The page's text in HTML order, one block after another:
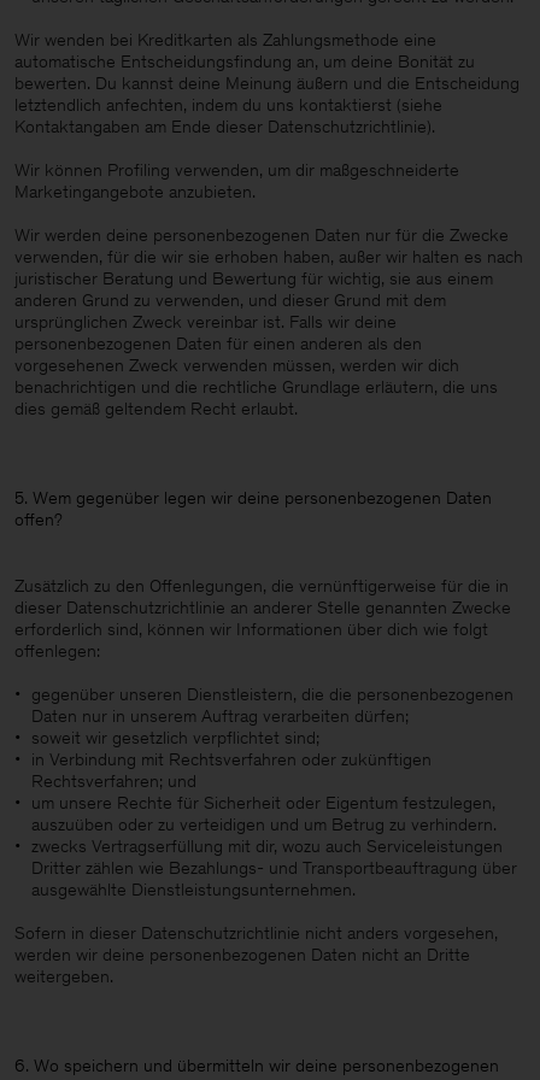
Wir wenden bei Kreditkarten als Zahlungsmethode eine
automatische Entscheidungsfindung an, um deine Bonität zu
bewerten. Du kannst deine Meinung äußern und die Entscheidung
letztendlich anfechten, indem du uns kontaktierst (siehe
Kontaktangaben am Ende dieser Datenschutzrichtlinie).
Wir können Profiling verwenden, um dir maßgeschneiderte
Marketingangebote anzubieten.
Wir werden deine personenbezogenen Daten nur für die Zwecke
verwenden, für die wir sie erhoben haben, außer wir halten es nach
juristischer Beratung und Bewertung für wichtig, sie aus einem
anderen Grund zu verwenden, und dieser Grund mit dem
ursprünglichen Zweck vereinbar ist. Falls wir deine
personenbezogenen Daten für einen anderen als den
vorgesehenen Zweck verwenden müssen, werden wir dich
benachrichtigen und die rechtliche Grundlage erläutern, die uns
dies gemäß geltendem Recht erlaubt.
5. Wem gegenüber legen wir deine personenbezogenen Daten
offen?
Zusätzlich zu den Offenlegungen, die vernünftigerweise für die in
dieser Datenschutzrichtlinie an anderer Stelle genannten Zwecke
erforderlich sind, können wir Informationen über dich wie folgt
offenlegen:
gegenüber unseren Dienstleistern, die die personenbezogenen
Daten nur in unserem Auftrag verarbeiten dürfen;
soweit wir gesetzlich verpflichtet sind;
in Verbindung mit Rechtsverfahren oder zukünftigen
Rechtsverfahren; und
um unsere Rechte für Sicherheit oder Eigentum festzulegen,
auszuüben oder zu verteidigen und um Betrug zu verhindern.
zwecks Vertragserfüllung mit dir, wozu auch Serviceleistungen
Dritter zählen wie Bezahlungs- und Transportbeauftragung über
ausgewählte Dienstleistungsunternehmen.
Sofern in dieser Datenschutzrichtlinie nicht anders vorgesehen,
werden wir deine personenbezogenen Daten nicht an Dritte
weitergeben.
6. Wo speichern und übermitteln wir deine personenbezogenen